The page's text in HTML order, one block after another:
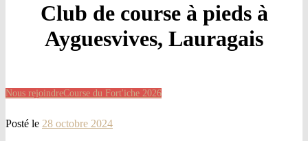
Club de course à pieds à
Ayguesvives, Lauragais
Nous rejoindreCourse du Fort'iche 2026
Posté le 28 octobre 2024